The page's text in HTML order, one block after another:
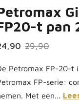
t pan
29,90
Petromax FP-20-t
FP-serie:
Met een...